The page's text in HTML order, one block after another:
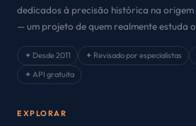
dedicados à precisão histórica na origem
— um projeto de quem realmente estuda
✦ Desde 2011 ✦ Revisado por especialistas
✦ API gratuita
EXPLORAR